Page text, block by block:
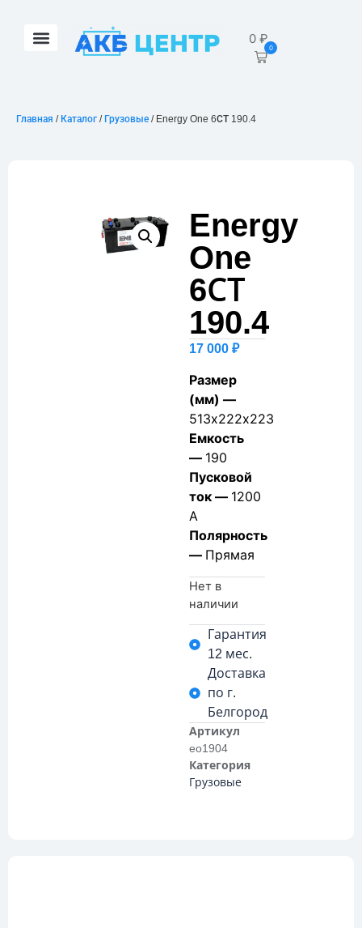
0₽
0
Главная / Каталог / Грузовые / Energy One 6СТ 190.4
Energy
One
6СТ
190.4
17 000 ₽
Размер
(мм) —
513х222х223
Емкость
— 190
Пусковой
ток — 1200
А
Полярность
— Прямая
Нет в
наличии
Гарантия
12 мес.
Доставка
по г.
Белгород
Артикул
eo1904
Категория
Грузовые